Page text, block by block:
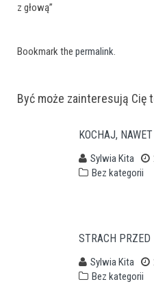
z głową”
Bookmark the permalink
Być może zainteresują Cię
KOCHAJ,
Sylwia Kita
Bez kategorii
STRACH
Sylwia Kita
Bez kategorii
Post
navigation